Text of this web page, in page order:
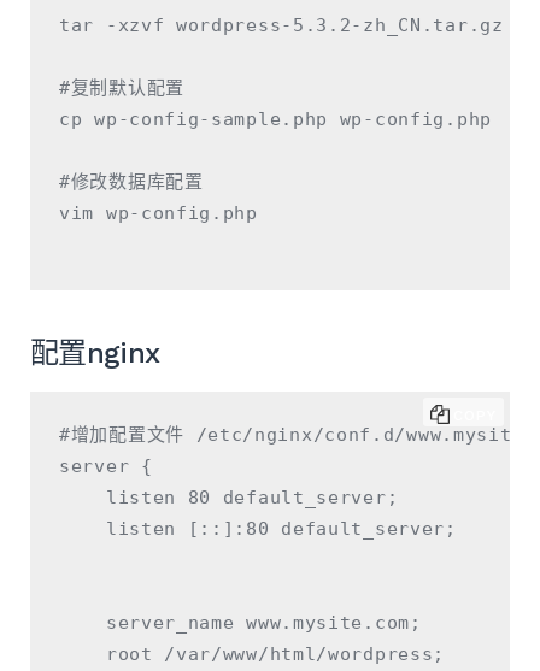
tar -xzvf wordpress-5.3.2-zh_CN.tar.gz
#复制默认配置
cp wp-config-sample.php wp-config.php
#修改数据库配置
vim wp-config.php
配置nginx
#增加配置文件 /etc/nginx/conf.d/
server {
    listen 80 default_server;
    listen [::]:80 default_server;
    server_name www.mysite.com;
    root /var/www/html/wordpress;